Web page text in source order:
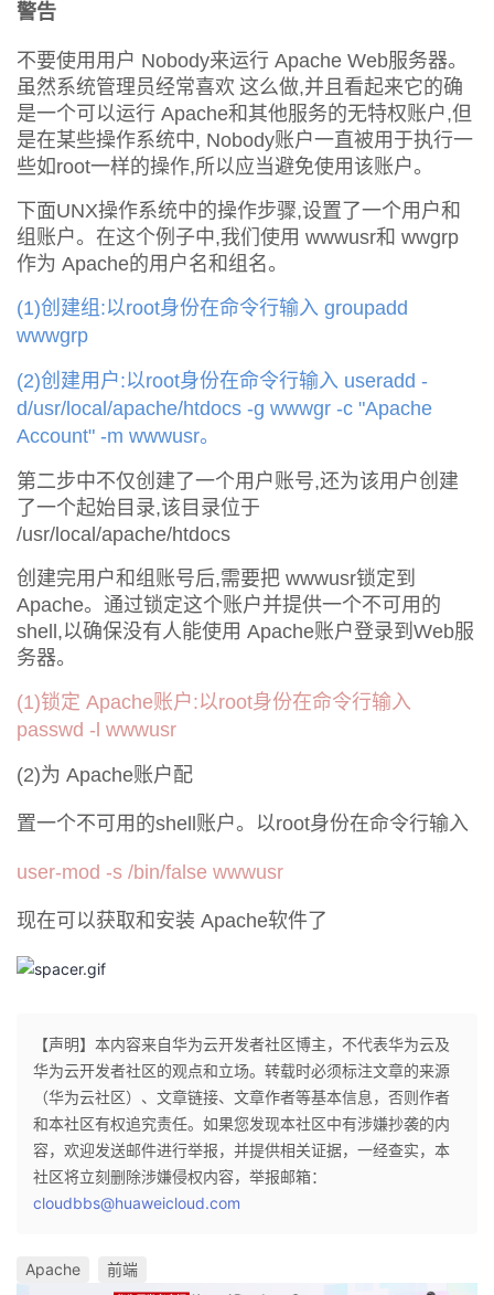
者
学
堂
我
的
课
程
我
的
认
证
我
的
实
验
我
的
收
藏
支
持
我
的
技
支
我
的
声
警告
不要使用用户 Nobody来运行 Apache Web服务器。
虽然系统管理员经常喜欢 这么做,并且看起来它的确
是一个可以运行 Apache和其他服务的无特权账户,但
是在某些操作系统中, Nobody账户一直被用于执行一
些如root一样的操作,所以应当避免使用该账户。
下面UNX操作系统中的操作步骤,设置了一个用户和
组账户。在这个例子中,我们使用 wwwusr和 wwgrp
作为 Apache的用户名和组名。
(1)创建组 :以root身份在命令行输入 groupadd
wwwgrp
(2)创建用户:以root身份在命令行输入 useradd -
d/usr/local/apache/htdocs -g wwwgr -c "Apache
Account" -m wwwusr。
第二步中不仅创建了一个用户账号,还为该用户创建
了一个起始目录,该目录位于
/usr/local/apache/htdocs
创建完用户和组账号后,需要把 wwwusr锁定到
Apache。通过锁定这个账户并提供一个不可用的
shell,以确保没有人能使用 Apache账户登录到 Web服
务器。
(1)锁定 Apache账户 :以root身份在命令行输入
passwd -l wwwusr
(2)为 Apache账户配
置一个不可用的shell 账户。以root身份在命令行输入
user-mod -s /bin/false wwwusr
现在可以获取和安装 Apache软件了
【声明】本内容来自华为云开发者社区博主，不代表华为云及
华为云开发者社区的观点和立场。转载时必须标注文章的来源
（华为云社区）、文章链接、文章作者等基本信息，否则作者
和本社区有权追究责任。如果您发现本社区中有涉嫌抄袭的内
容，欢迎发送邮件进行举报，并提供相关证据，一经查实，本
社区将立刻删除涉嫌侵权内容，举报邮箱：
cloudbbs@huaweicloud.com
Apache 前端